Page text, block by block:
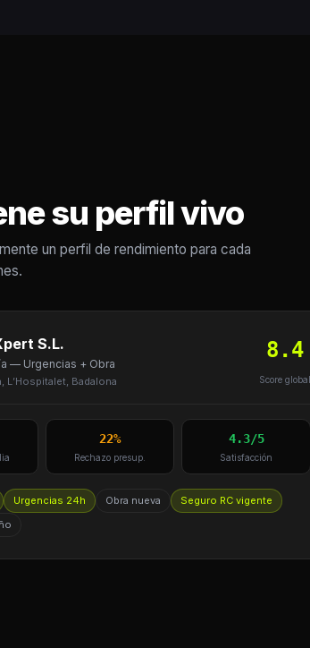
su perfil vivo
un perfil de rendimiento para cada
S.L.
— Urgencias + Obra
L’Hospitalet, Badalona
8.4
Score global
22%
Rechazo presup.
4.3/5
Satisfacción
Urgencias 24h Obra nueva
Seguro RC vigente